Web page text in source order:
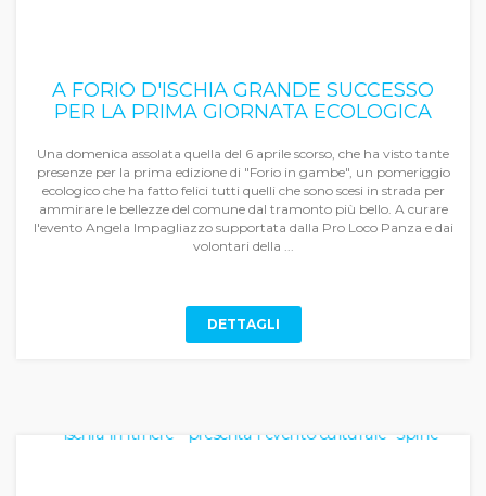
A FORIO D'ISCHIA GRANDE SUCCESSO
PER LA PRIMA GIORNATA ECOLOGICA
Una domenica assolata quella del 6 aprile scorso, che ha visto tante
presenze per la prima edizione di "Forio in gambe", un pomeriggio
ecologico che ha fatto felici tutti quelli che sono scesi in strada per
ammirare le bellezze del comune dal tramonto più bello. A curare
l'evento Angela Impagliazzo supportata dalla Pro Loco Panza e dai
volontari della ...
DETTAGLI